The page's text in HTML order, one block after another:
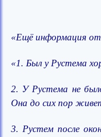
«Ещё информация
«1. Был у Рустема
2. У Рустема не
Она до сих пор
3. Рустем после